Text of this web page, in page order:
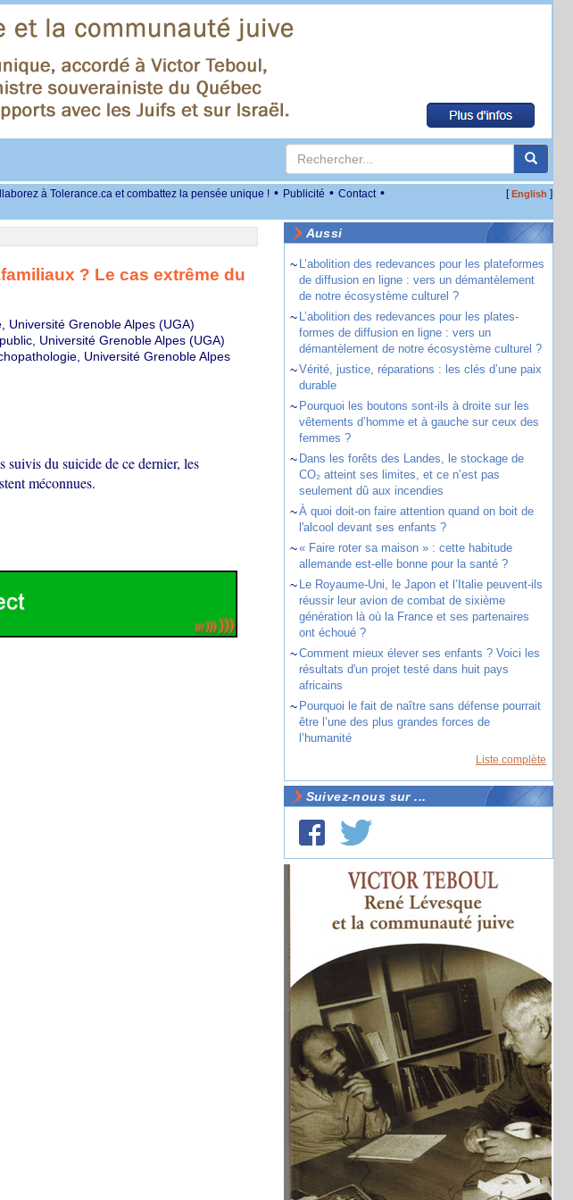
à Tolerance.ca et combattez la pensée unique ! • Publicité • Contact • [English ]
? Le cas extrême du
Université Grenoble Alpes (UGA)
Université Grenoble Alpes (UGA)
Université Grenoble Alpes
suivis du suicide de ce dernier, les
méconnues.
Aussi
~ L’abolition des redevances pour les plateformes
de diffusion en ligne : vers un démantèlement
de notre écosystème culturel ?
~ L’abolition des redevances pour les plates-
formes de diffusion en ligne : vers un
démantèlement de notre écosystème culturel ?
~Vérité, justice, réparations : les clés d’une paix
durable
~ Pourquoi les boutons sont-ils à droite sur les
vêtements d’homme et à gauche sur ceux des
femmes ?
~ Dans les forêts des Landes, le stockage de
CO₂ atteint ses limites, et ce n’est pas
seulement dû aux incendies
~À quoi doit-on faire attention quand on boit de
l'alcool devant ses enfants ?
~« Faire roter sa maison » : cette habitude
allemande est-elle bonne pour la santé ?
~ Le Royaume-Uni, le Japon et l’Italie peuvent-ils
réussir leur avion de combat de sixième
génération là où la France et ses partenaires
ont échoué ?
~Comment mieux élever ses enfants ? Voici les
résultats d'un projet testé dans huit pays
africains
~ Pourquoi le fait de naître sans défense pourrait
être l’une des plus grandes forces de
l’humanité
Liste complète
Suivez-nous sur ...